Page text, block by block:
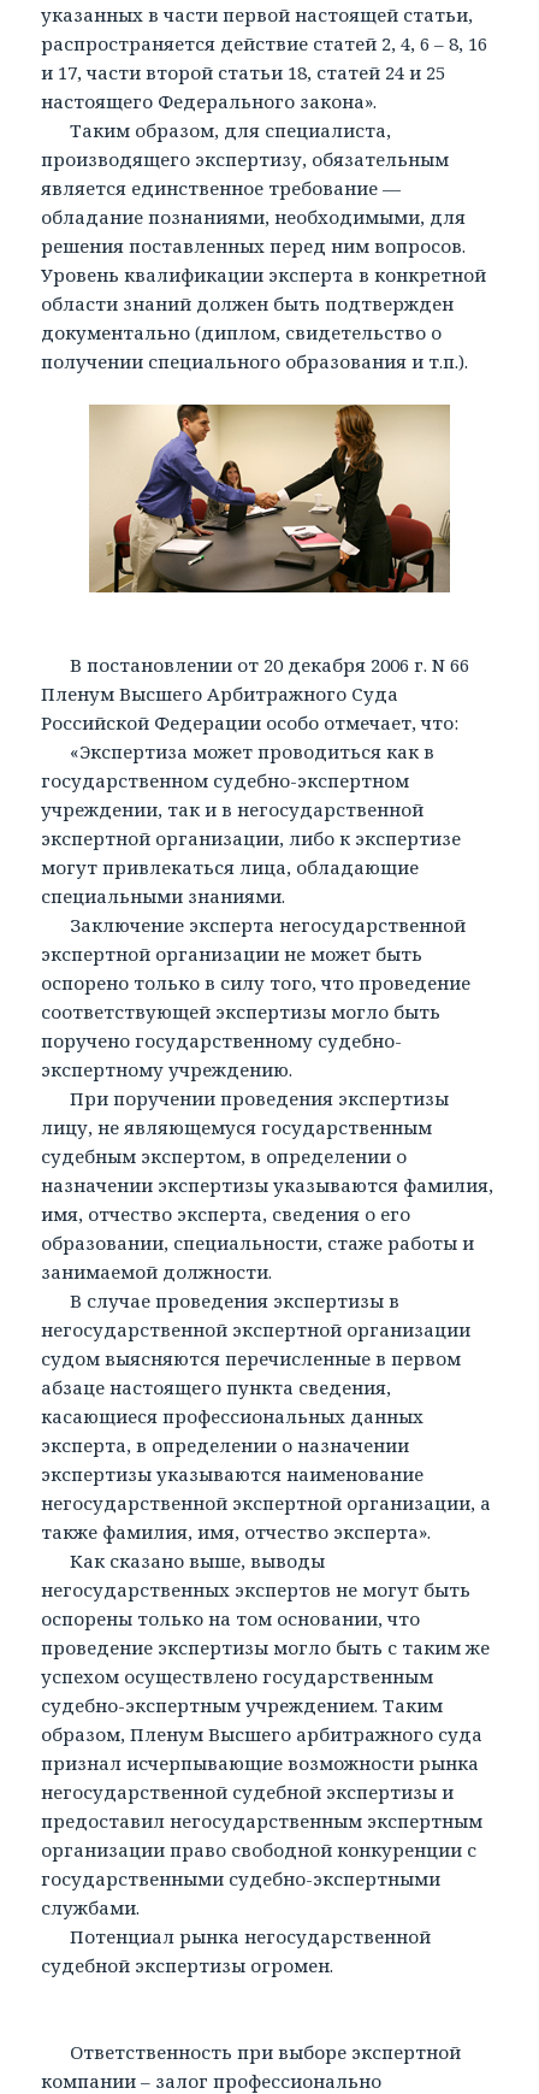
указанных в части первой настоящей статьи,
распространяется действие статей 2, 4, 6 – 8, 16
и 17, части второй статьи 18, статей 24 и 25
настоящего Федерального закона».
Таким образом, для специалиста,
производящего экспертизу, обязательным
является единственное требование —
обладание познаниями, необходимыми, для
решения поставленных перед ним вопросов.
Уровень квалификации эксперта в конкретной
области знаний должен быть подтвержден
документально (диплом, свидетельство о
получении специального образования и т.п.).
В постановлении от 20 декабря 2006 г. N 66
Пленум Высшего Арбитражного Суда
Российской Федерации особо отмечает, что:
«Экспертиза может проводиться как в
государственном судебно-экспертном
учреждении, так и в негосударственной
экспертной организации, либо к экспертизе
могут привлекаться лица, обладающие
специальными знаниями.
Заключение эксперта негосударственной
экспертной организации не может быть
оспорено только в силу того, что проведение
соответствующей экспертизы могло быть
поручено государственному судебно-
экспертному учреждению.
При поручении проведения экспертизы
лицу, не являющемуся государственным
судебным экспертом, в определении о
назначении экспертизы указываются фамилия,
имя, отчество эксперта, сведения о его
образовании, специальности, стаже работы и
занимаемой должности.
В случае проведения экспертизы в
негосударственной экспертной организации
судом выясняются перечисленные в первом
абзаце настоящего пункта сведения,
касающиеся профессиональных данных
эксперта, в определении о назначении
экспертизы указываются наименование
негосударственной экспертной организации, а
также фамилия, имя, отчество эксперта».
Как сказано выше, выводы
негосударственных экспертов не могут быть
оспорены только на том основании, что
проведение экспертизы могло быть с таким же
успехом осуществлено государственным
судебно-экспертным учреждением. Таким
образом, Пленум Высшего арбитражного суда
признал исчерпывающие возможности рынка
негосударственной судебной экспертизы и
предоставил негосударственным экспертным
организации право свободной конкуренции с
государственными судебно-экспертными
службами.
Потенциал рынка негосударственной
судебной экспертизы огромен.
Ответственность при выборе экспертной
компании – залог профессионально